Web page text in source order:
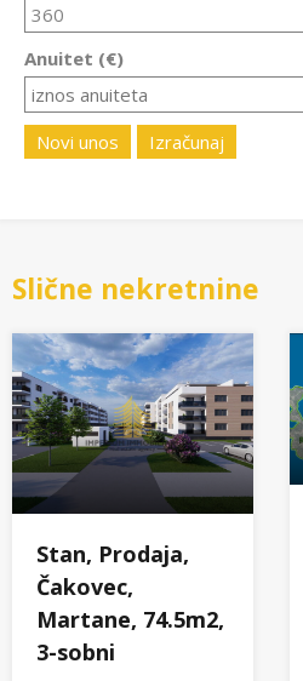
Anuitet (€)
Novi unos Izračunaj
Slične nekretnine
Stan, Prodaja,
Čakovec,
Martane, 74.5m2,
3-sobni